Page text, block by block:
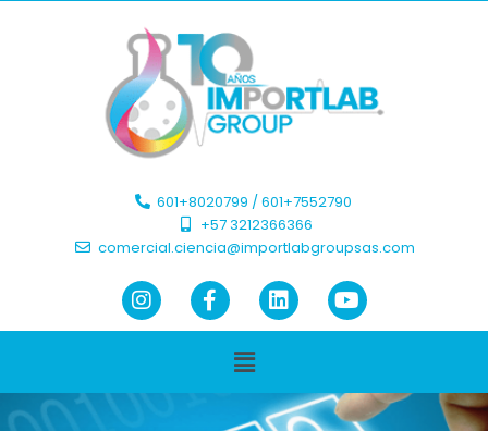
601+8020799 / 601+7552790 ​
+57 3212366366​
comercial.ciencia@importlabgroupsas.com